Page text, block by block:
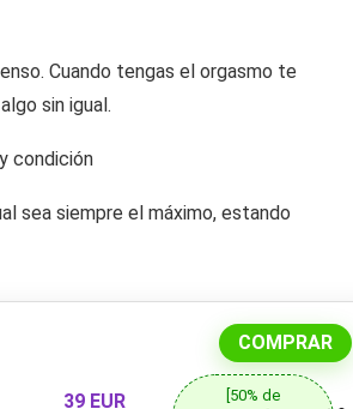
Cuando tengas el orgasmo te
sin igual.
condición
sea siempre el máximo, estando
39 EUR
COMPRAR
[50% de